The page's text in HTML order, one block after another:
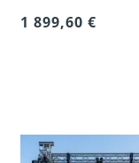
1 899,60 €